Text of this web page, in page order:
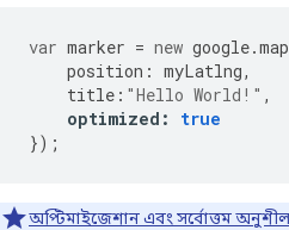
var marker = new google.
position : myLatlng,
title : "Hello World!" ,
optimized :
true
});
অপ্টিমাইজেশান এবং সর্বোত্তম